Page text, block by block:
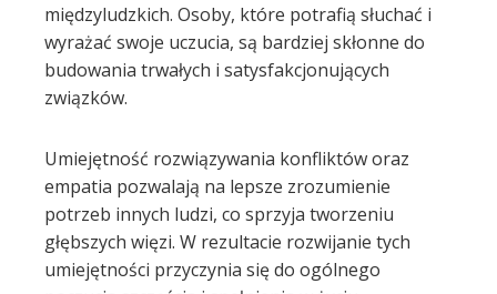
międzyludzkich. Osoby, które potrafią słuchać i
wyrażać swoje uczucia, są bardziej skłonne do
budowania trwałych i satysfakcjonujących
związków.
Umiejętność rozwiązywania konfliktów oraz
empatia pozwalają na lepsze zrozumienie
potrzeb innych ludzi, co sprzyja tworzeniu
głębszych więzi. W rezultacie rozwijanie tych
umiejętności przyczynia się do ogólnego